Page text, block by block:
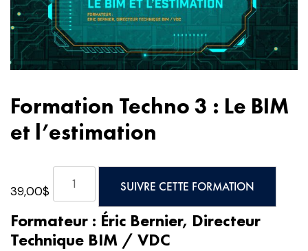
Formation Techno 3 : Le BIM
et l’estimation
39,00$
Formation
Techno
3
SUIVRE CETTE FORMATION
Formateur : Éric Bernier, Directeur
Technique BIM / VDC